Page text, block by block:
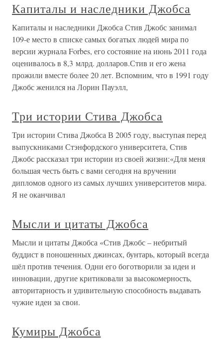
Капиталы и наследники Джобса
Капиталы и наследники Джобса Стив Джобс занимал
109-е место в списке самых богатых людей мира по
версии журнала Forbes, его состояние на июнь 2011 года
оценивалось в 8,3 млрд. долларов.Стив и его жена
прожили вместе более 20 лет. Вспомним, что в 1991 году
Джобс женился на Лорин Пауэлл,
Три истории Стива Джобса
Три истории Стива Джобса В 2005 году, выступая перед
выпускниками Стэнфордского университета, Стив
Джобс рассказал три истории из своей жизни:«Для меня
большая честь быть с вами сегодня на вручении
дипломов одного из самых лучших университетов мира.
Я не оканчивал
Мысли и цитаты Джобса
Мысли и цитаты Джобса «Стив Джобс – небритый
буддист в поношенных джинсах, бунтарь, который всегда
шёл против течения. Одни его боготворили за идеи и
инновации, другие критиковали за высокомерность,
авторитарность и удивительную способность выдавать
чужие идеи за свои.
Кумиры Джобса